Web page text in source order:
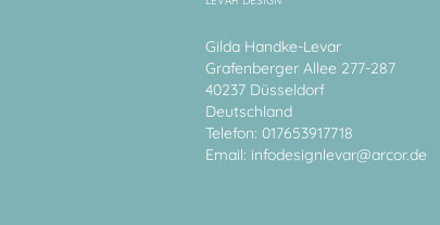
Gilda Handke-Levar
Grafenberger Allee 277-287
40237 Düsseldorf
Deutschland
Telefon: 017653917718
Email: infodesignlevar@arcor.de